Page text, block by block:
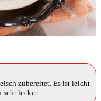
zubereitet. Es ist leicht
lecker.